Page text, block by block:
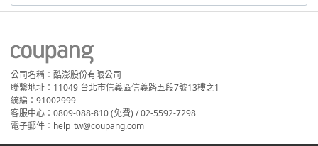
公司名稱：酷澎股份有限公司
聯繫地址：11049 台北市信義區信義路五段7號13樓之1
統編：91002999
客服中心：0809-088-810 (免費) / 02-5592-7298
電子郵件：help_tw@coupang.com